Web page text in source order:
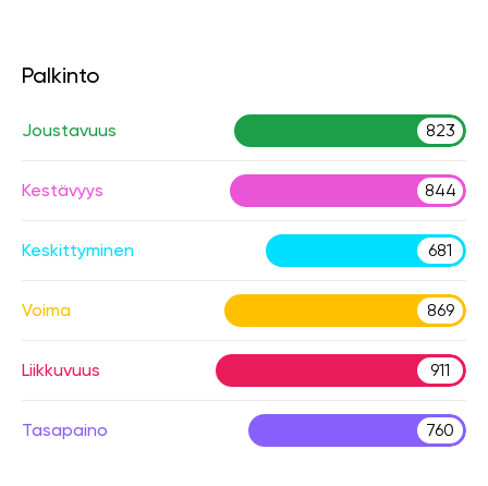
Palkinto
Joustavuus 823
Kestävyys 844
Keskittyminen 681
Voima 869
Liikkuvuus 911
Tasapaino 760